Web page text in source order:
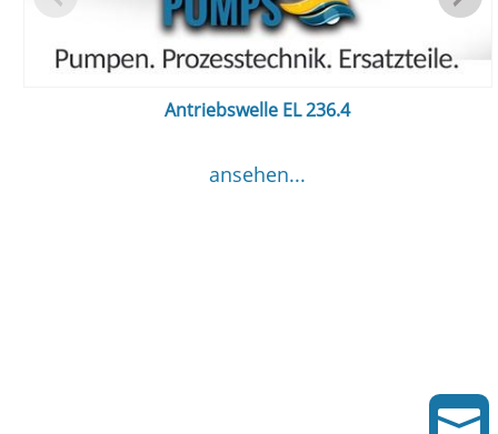
Antriebswelle EL 236.4
ansehen...
